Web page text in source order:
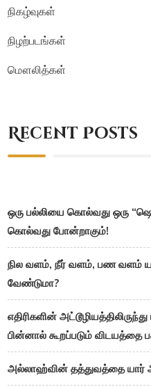
நிகழ்வுகள்
நிழற்படங்கள்
மௌலித்கள்
Recent Posts
ஒரு பல்லியை கொல்வது ஒரு
கொல்வது போன்றாகும்!
நில வளம், நீர் வளம், பண வளம்
வேண்டுமா?
எதிரிகளின்
பின்னால் கூறப்படும் விடயத்தை
அல்லாஹ்வின் தத்துவத்தை யார்